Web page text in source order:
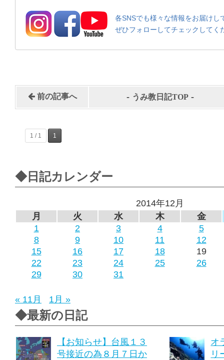
各SNSでも様々な情報をお届けし
ぜひフォローしてチェックしてく
前の記事へ - うみ教日記TOP -
1 / 1 1
◆日記カレンダー
2014年12月
月
火 水 木
金
1
2 3 4
5
8
9 10 11
12
15
16 17 18
19
22
23 24 25
26
29
30 31
« 11月 1月 »
◆最新の日記
【お知らせ】台風１３
号接近の為８月７日か
オ
リ